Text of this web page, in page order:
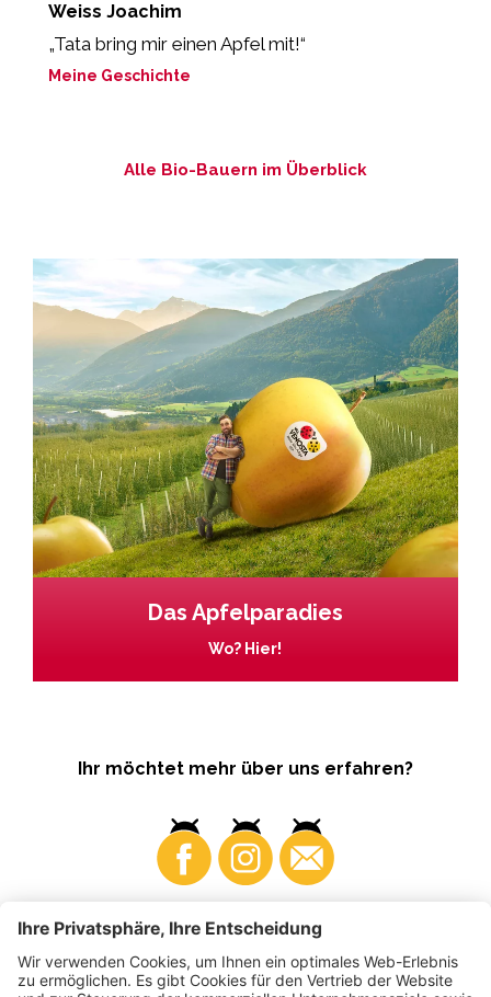
Weiss Joachim
„Tata bring mir einen Apfel mit!“
Meine Geschichte
Alle Bio-Bauern im Überblick
Das Apfelparadies
Wo? Hier!
Ihr möchtet mehr über uns erfahren?
Business Produzenten